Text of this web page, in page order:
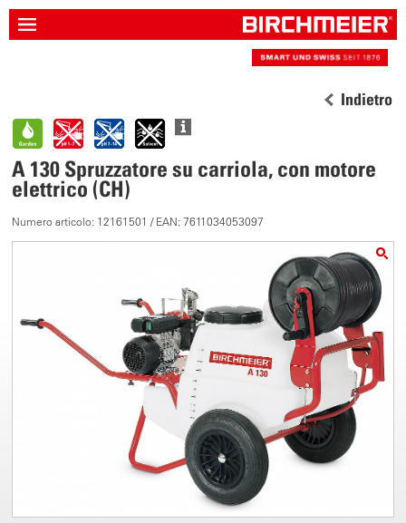
Indietro
A 130 Spruzzatore su carriola, con motore
elettrico (CH)
Numero articolo: 12161501 / EAN: 7611034053097